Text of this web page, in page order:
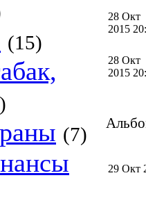
(15)
(7)
28 Окт
2015
28 Окт
2015
29 Окт